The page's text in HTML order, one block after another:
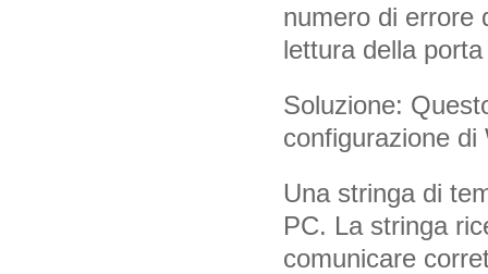
numero di errore
lettura della
Soluzione:
configurazione di
Una stringa di
PC. La stringa
comunicare